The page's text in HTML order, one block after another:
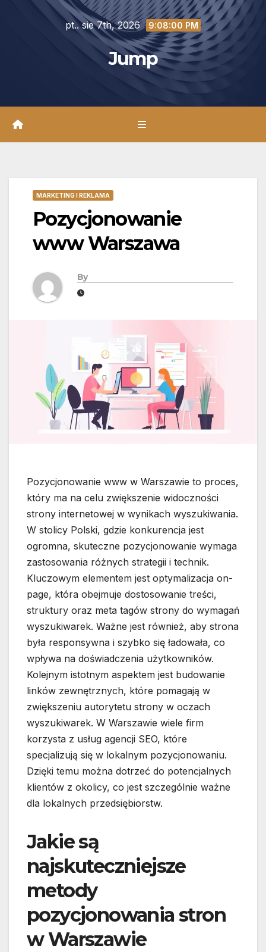
pt.. sie 7th, 2026 9:08:01 PM
Jump
MARKETING I REKLAMA
Pozycjonowanie
www Warszawa
By
Pozycjonowanie www w Warszawie to proces,
który ma na celu zwiększenie widoczności
strony internetowej w wynikach wyszukiwania.
W stolicy Polski, gdzie konkurencja jest
ogromna, skuteczne pozycjonowanie wymaga
zastosowania różnych strategii i technik.
Kluczowym elementem jest optymalizacja on-
page, która obejmuje dostosowanie treści,
struktury oraz meta tagów strony do wymagań
wyszukiwarek. Ważne jest również, aby strona
była responsywna i szybko się ładowała, co
wpływa na doświadczenia użytkowników.
Kolejnym istotnym aspektem jest budowanie
linków zewnętrznych, które pomagają w
zwiększeniu autorytetu strony w oczach
wyszukiwarek. W Warszawie wiele firm
korzysta z usług agencji SEO, które
specjalizują się w lokalnym pozycjonowaniu.
Dzięki temu można dotrzeć do potencjalnych
klientów z okolicy, co jest szczególnie ważne
dla lokalnych przedsiębiorstw.
Jakie są
najskuteczniejsze
metody
pozycjonowania stron
w Warszawie